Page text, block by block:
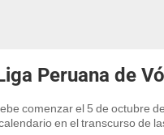
Peruana de
comenzar el 5 de octubre
en el transcurso de